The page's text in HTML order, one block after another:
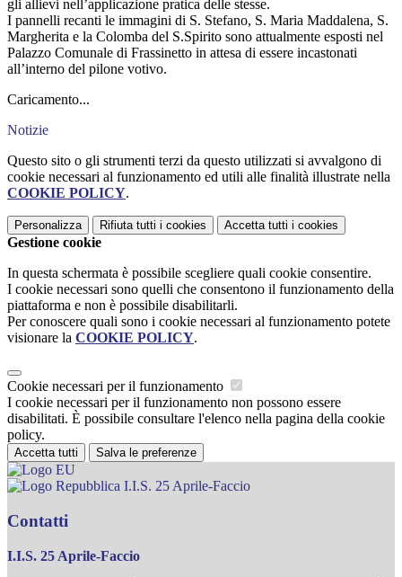
gli allievi nell’applicazione pratica delle stesse.
I pannelli recanti le immagini di S. Stefano, S. Maria Maddalena, S.
Margherita e la Colomba del S.Spirito sono attualmente esposti nel
Palazzo Comunale di Frassinetto in attesa di essere incastonati
all’interno del pilone votivo.
Caricamento...
Notizie
Questo sito o gli strumenti terzi da questo utilizzati si avvalgono di
cookie necessari al funzionamento ed utili alle finalità illustrate nella
COOKIE POLICY.
Personalizza Rifiuta tutti i cookies Accetta tutti i cookies
Gestione cookie
In questa schermata è possibile scegliere quali cookie consentire.
I cookie necessari sono quelli che consentono il funzionamento della
piattaforma e non è possibile disabilitarli.
Per conoscere quali sono i cookie necessari al funzionamento potete
visionare la COOKIE POLICY.
Cookie necessari per il funzionamento
I cookie necessari per il funzionamento non possono essere
disabilitati. È possibile consultare l'elenco nella pagina della cookie
policy.
Accetta tutti Salva le preferenze
I.I.S. 25 Aprile-Faccio
Contatti
I.I.S. 25 Aprile-Faccio